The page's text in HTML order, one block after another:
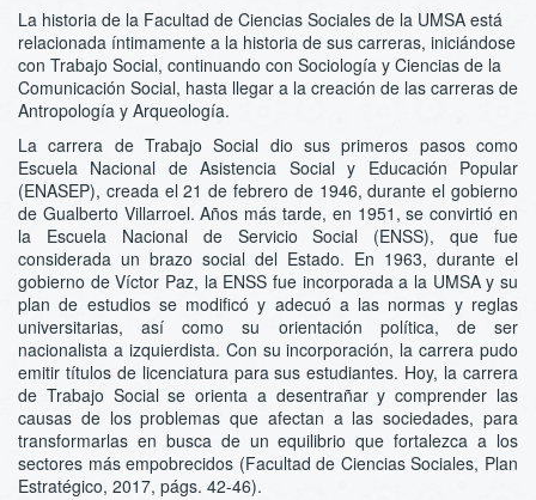
La historia de la Facultad de Ciencias Sociales de la UMSA está
relacionada íntimamente a la historia de sus carreras, iniciándose
con Trabajo Social, continuando con Sociología y Ciencias de la
Comunicación Social, hasta llegar a la creación de las carreras de
Antropología y Arqueología.
La carrera de Trabajo Social dio sus primeros pasos como
Escuela Nacional de Asistencia Social y Educación Popular
(ENASEP), creada el 21 de febrero de 1946, durante el gobierno
de Gualberto Villarroel. Años más tarde, en 1951, se convirtió en
la Escuela Nacional de Servicio Social (ENSS), que fue
considerada un brazo social del Estado. En 1963, durante el
gobierno de Víctor Paz, la ENSS fue incorporada a la UMSA y su
plan de estudios se modificó y adecuó a las normas y reglas
universitarias, así como su orientación política, de ser
nacionalista a izquierdista. Con su incorporación, la carrera pudo
emitir títulos de licenciatura para sus estudiantes. Hoy, la carrera
de Trabajo Social se orienta a desentrañar y comprender las
causas de los problemas que afectan a las sociedades, para
transformarlas en busca de un equilibrio que fortalezca a los
sectores más empobrecidos (Facultad de Ciencias Sociales, Plan
Estratégico, 2017, págs. 42-46).